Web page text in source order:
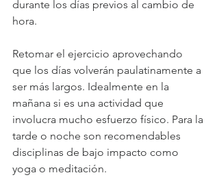
durante los días previos al cambio de
hora.
Retomar el ejercicio aprovechando
que los días volverán paulatinamente a
ser más largos. Idealmente en la
mañana si es una actividad que
involucra mucho esfuerzo físico. Para la
tarde o noche son recomendables
disciplinas de bajo impacto como
yoga o meditación.